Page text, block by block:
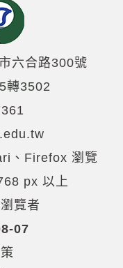
六合路300號
轉3502
、Firefox 瀏覽
px 以上
覽者
07